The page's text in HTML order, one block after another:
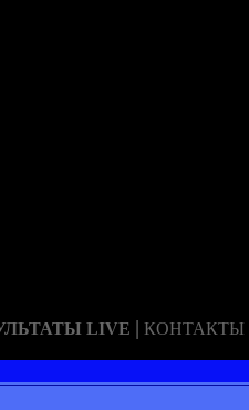
LIVE | КОНТАКТЫ